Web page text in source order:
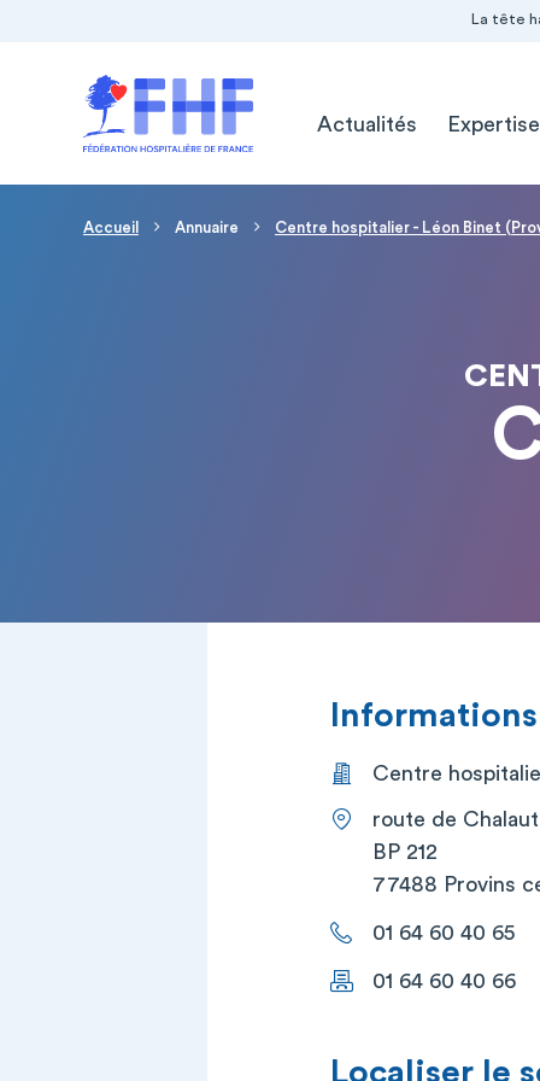
La tête
Actualités
Fil d'Ariane
Accueil Annuaire Centre hospitalier - Léon Binet
Centre
route de
BP 212
77488 Provins
01 64 60 40 65
01 64 60 40 66
Localiser le